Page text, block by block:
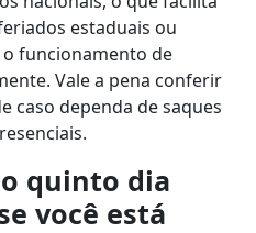
estaduais ou
funcionamento de
Vale a pena conferir
caso dependa de saques
quinto dia
você está